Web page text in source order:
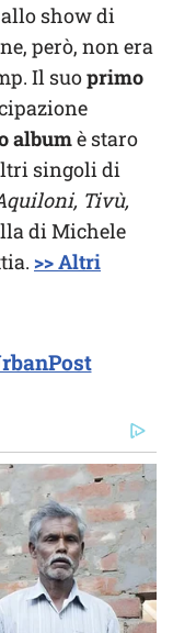
show di
però, non era
Il suoprimo
albumè staro
singoli di
Tivù,
di Michele
>> Altri